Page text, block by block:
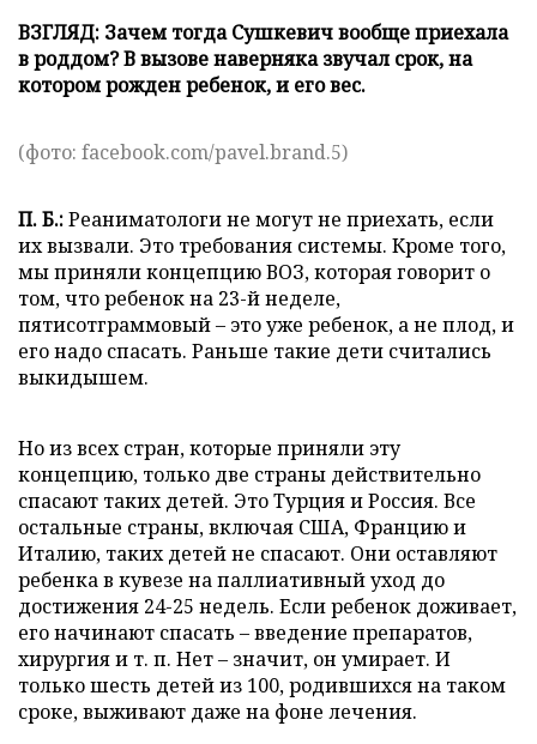
ВЗГЛЯД: Зачем тогда Сушкевич вообще приехала
в роддом? В вызове наверняка звучал срок, на
котором рожден ребенок, и его вес.
(фото: facebook.com/pavel.brand.5)
П. Б.:Реаниматологи не могут не приехать, если
их вызвали. Это требования системы. Кроме того,
мы приняли концепцию ВОЗ, которая говорит о
том, что ребенок на 23-й неделе,
пятисотграммовый – это уже ребенок, а не плод, и
его надо спасать. Раньше такие дети считались
выкидышем.
Но из всех стран, которые приняли эту
концепцию, только две страны действительно
спасают таких детей. Это Турция и Россия. Все
остальные страны, включая США, Францию и
Италию, таких детей не спасают. Они оставляют
ребенка в кувезе на паллиативный уход до
достижения 24-25 недель. Если ребенок доживает,
его начинают спасать – введение препаратов,
хирургия и т. п. Нет – значит, он умирает. И
только шесть детей из 100, родившихся на таком
сроке, выживают даже на фоне лечения.